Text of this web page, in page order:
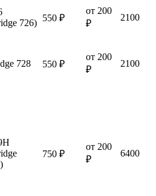
726) 550 ₽
от 200
₽
2100
728 550 ₽
от 200
₽
2100
750 ₽
от 200
₽
6400